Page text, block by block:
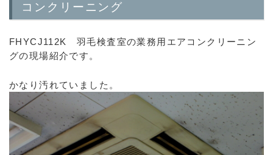
コンクリーニング
FHYCJ112K 羽毛検査室の業務用エアコンクリーニン
グの現場紹介です。
かなり汚れていました。